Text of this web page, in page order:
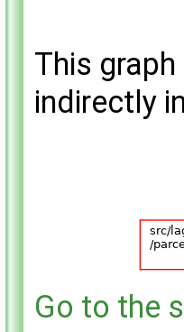
This
indirectly
Go to the